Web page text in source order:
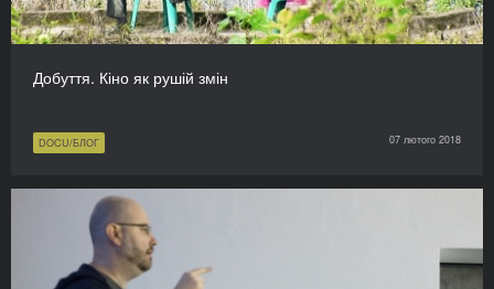
Добуття. Кіно як рушій змін
DOCU/БЛОГ 07 лютого 2018